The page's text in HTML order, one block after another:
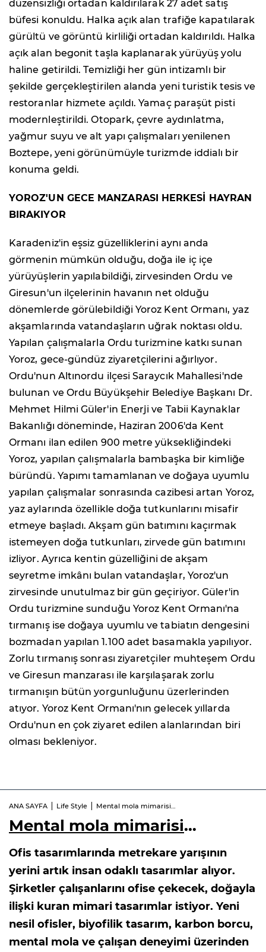
düzensizliği ortadan kaldırılarak 27 adet satış
büfesi konuldu. Halka açık alan trafiğe kapatılarak
gürültü ve görüntü kirliliği ortadan kaldırıldı. Halka
açık alan begonit taşla kaplanarak yürüyüş yolu
haline getirildi. Temizliği her gün intizamlı bir
şekilde gerçekleştirilen alanda yeni turistik tesis ve
restoranlar hizmete açıldı. Yamaç paraşüt pisti
modernleştirildi. Otopark, çevre aydınlatma,
yağmur suyu ve alt yapı çalışmaları yenilenen
Boztepe, yeni görünümüyle turizmde iddialı bir
konuma geldi.
YOROZ'UN GECE MANZARASI HERKESİ HAYRAN
BIRAKIYOR
Karadeniz'in eşsiz güzelliklerini aynı anda
görmenin mümkün olduğu, doğa ile iç içe
yürüyüşlerin yapılabildiği, zirvesinden Ordu ve
Giresun'un ilçelerinin havanın net olduğu
dönemlerde görülebildiği Yoroz Kent Ormanı, yaz
akşamlarında vatandaşların uğrak noktası oldu.
Yapılan çalışmalarla Ordu turizmine katkı sunan
Yoroz, gece-gündüz ziyaretçilerini ağırlıyor.
Ordu'nun Altınordu ilçesi Saraycık Mahallesi'nde
bulunan ve Ordu Büyükşehir Belediye Başkanı Dr.
Mehmet Hilmi Güler'in Enerji ve Tabii Kaynaklar
Bakanlığı döneminde, Haziran 2006'da Kent
Ormanı ilan edilen 900 metre yüksekliğindeki
Yoroz, yapılan çalışmalarla bambaşka bir kimliğe
büründü. Yapımı tamamlanan ve doğaya uyumlu
yapılan çalışmalar sonrasında cazibesi artan Yoroz,
yaz aylarında özellikle doğa tutkunlarını misafir
etmeye başladı. Akşam gün batımını kaçırmak
istemeyen doğa tutkunları, zirvede gün batımını
izliyor. Ayrıca kentin güzelliğini de akşam
seyretme imkânı bulan vatandaşlar, Yoroz'un
zirvesinde unutulmaz bir gün geçiriyor. Güler'in
Ordu turizmine sunduğu Yoroz Kent Ormanı'na
tırmanış ise doğaya uyumlu ve tabiatın dengesini
bozmadan yapılan 1.100 adet basamakla yapılıyor.
Zorlu tırmanış sonrası ziyaretçiler muhteşem Ordu
ve Giresun manzarası ile karşılaşarak zorlu
tırmanışın bütün yorgunluğunu üzerlerinden
atıyor. Yoroz Kent Ormanı'nın gelecek yıllarda
Ordu'nun en çok ziyaret edilen alanlarından biri
olması bekleniyor.
ANA SAYFA Life Style Mental mola mimarisi…
Mental mola mimarisi…
Ofis tasarımlarında metrekare yarışının
yerini artık insan odaklı tasarımlar alıyor.
Şirketler çalışanlarını ofise çekecek, doğayla
ilişki kuran mimari tasarımlar istiyor. Yeni
nesil ofisler, biyofilik tasarım, karbon borcu,
mental mola ve çalışan deneyimi üzerinden